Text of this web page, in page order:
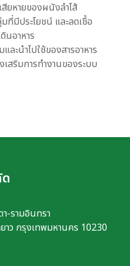
ยหายของผนังลำไส้
ที่มีประโยชน์ และลดเชื้อ
นอาหาร
ละนำไปใช้ของสารอาหาร
สริมการทำงานของระบบ
-รามอินทรา
าว กรุงเทพมหานคร 10230